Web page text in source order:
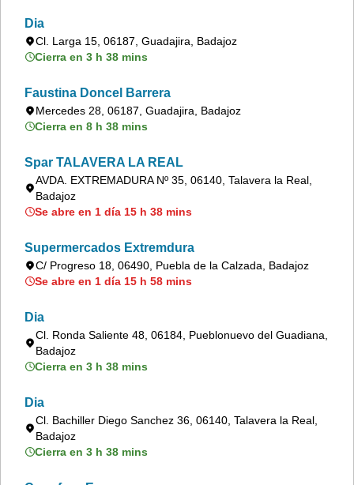
Dia
Cl. Larga 15, 06187, Guadajira, Badajoz
Cierra en 3 h 38 mins
Faustina Doncel Barrera
Mercedes 28, 06187, Guadajira, Badajoz
Cierra en 8 h 38 mins
Spar TALAVERA LA REAL
AVDA. EXTREMADURA Nº 35, 06140, Talavera la Real,
Badajoz
Se abre en 1 día 15 h 38 mins
Supermercados Extremdura
C/ Progreso 18, 06490, Puebla de la Calzada, Badajoz
Se abre en 1 día 15 h 58 mins
Dia
Cl. Ronda Saliente 48, 06184, Pueblonuevo del Guadiana,
Badajoz
Cierra en 3 h 38 mins
Dia
Cl. Bachiller Diego Sanchez 36, 06140, Talavera la Real,
Badajoz
Cierra en 3 h 38 mins